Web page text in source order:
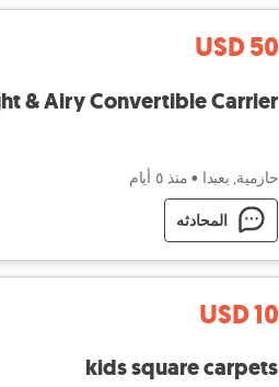
USD 50
& Airy Convertible Carrier
حازمية, بعبدا • منذ ٥ أيام
المحادثه
USD 10
kids square carpets